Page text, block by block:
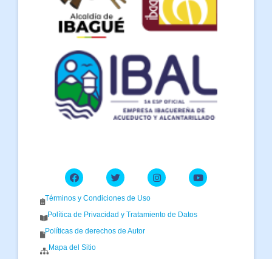
Términos y Condiciones de Uso
Política de Privacidad y Tratamiento de Datos
Políticas de derechos de Autor
Mapa del Sitio